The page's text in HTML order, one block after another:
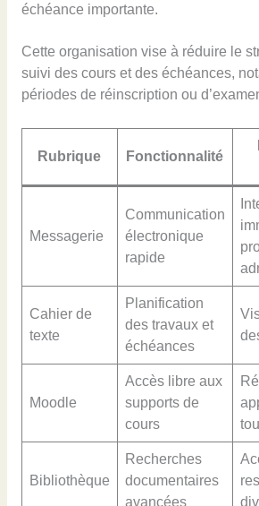
échéance importante.
Cette organisation vise à réduire le
suivi des cours et des échéances,
périodes de réinscription ou
Rubrique Fonctionnalité
Messagerie
Communication
électronique
rapide
Cahier de
texte
Planification
des travaux et
échéances
Moodle
Accès libre aux
supports de
cours
Bibliothèque
Recherches
documentaires
avancées